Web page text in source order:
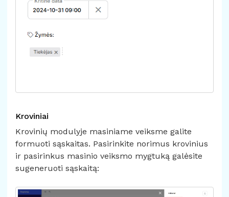
Kroviniai
Krovinių modulyje masiniame veiksme galite
formuoti sąskaitas. Pasirinkite norimus krovinius
ir pasirinkus masinio veiksmo mygtuką galėsite
sugeneruoti sąskaitą: